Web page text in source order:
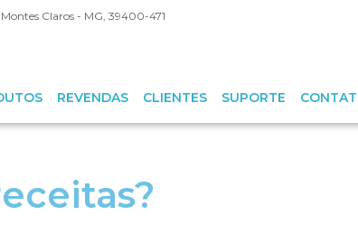
Claros - MG, 39400-471
REVENDAS CLIENTES SUPORTE